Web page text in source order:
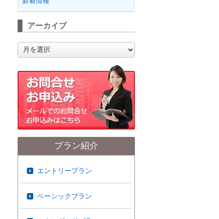
アーカイブ
ー
ブ
プラン紹介
エントリープラン
ベーシックプラン